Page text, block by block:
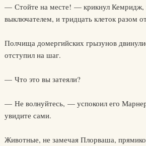
— Стойте на месте! — крикнул Кемридж,
выключателем, и тридцать клеток разом
Полчища домергийских грызунов
отступил на шаг.
— Что это вы затеяли?
— Не волнуйтесь, — успокоил его
увидите сами.
Животные, не замечая Плорваша,